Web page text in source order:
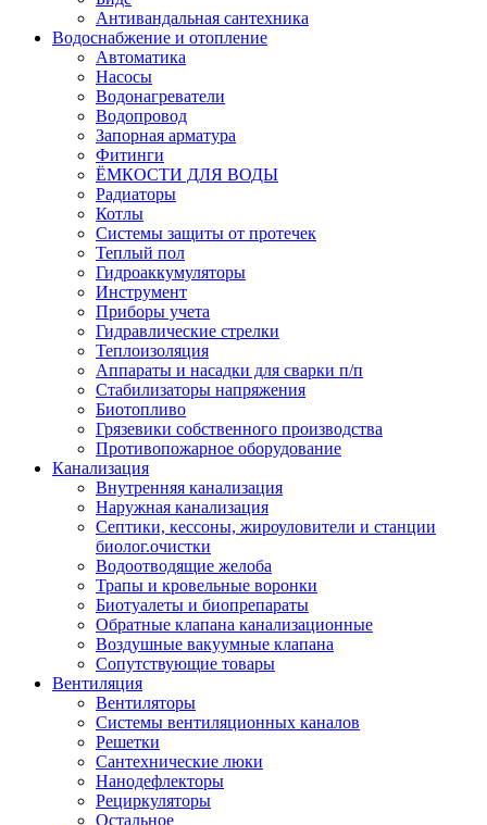
Антивандальная сантехника
Водоснабжение и отопление
Автоматика
Насосы
Водонагреватели
Водопровод
Запорная арматура
Фитинги
ЁМКОСТИ ДЛЯ ВОДЫ
Радиаторы
Котлы
Системы защиты от протечек
Теплый пол
Гидроаккумуляторы
Инструмент
Приборы учета
Гидравлические стрелки
Теплоизоляция
Аппараты и насадки для сварки п/п
Стабилизаторы напряжения
Биотопливо
Грязевики собственного производства
Противопожарное оборудование
Канализация
Внутренняя канализация
Наружная канализация
Септики, кессоны, жироуловители и станции
биолог.очистки
Водоотводящие желоба
Трапы и кровельные воронки
Биотуалеты и биопрепараты
Обратные клапана канализационные
Воздушные вакуумные клапана
Сопутствующие товары
Вентиляция
Вентиляторы
Системы вентиляционных каналов
Решетки
Сантехнические люки
Нанодефлекторы
Рециркуляторы
Остальное